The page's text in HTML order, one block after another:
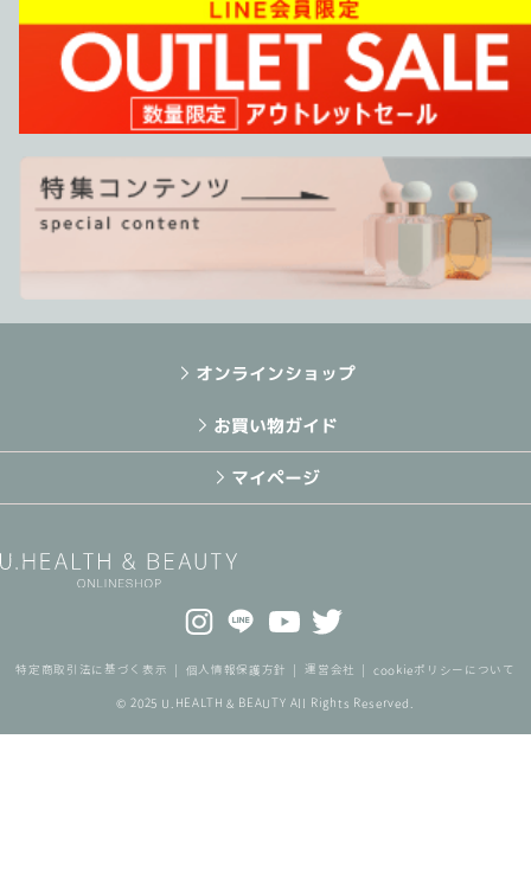
オンラインショップ
お買い物ガイド
マイページ
© 2025 U.HEALTH & BEAUTY All Rights Reserved.
特定商取引法に基づく表示 個人情報保護方針 運営会社 cookieポリシーについて